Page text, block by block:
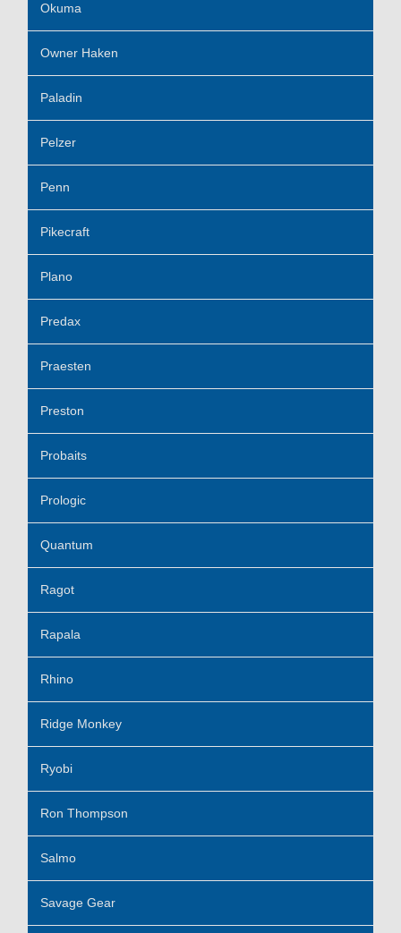
Okuma
Owner Haken
Paladin
Pelzer
Penn
Pikecraft
Plano
Predax
Praesten
Preston
Probaits
Prologic
Quantum
Ragot
Rapala
Rhino
Ridge Monkey
Ryobi
Ron Thompson
Salmo
Savage Gear